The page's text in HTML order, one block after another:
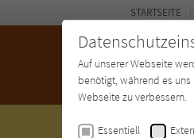
STARTSEITE
Auf unserer Webseite
benötigt, während es
Webseite zu verbessern.
Essentiell